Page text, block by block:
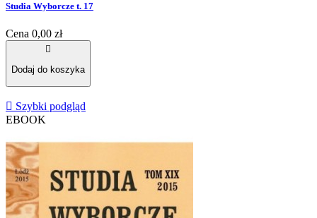
Studia Wyborcze t. 17
Cena 0,00 zł

Dodaj do koszyka
 Szybki podgląd
EBOOK